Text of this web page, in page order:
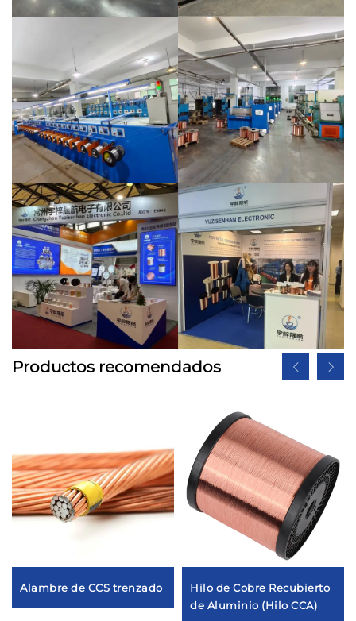
Productos recomendados
Alambre de CCS trenzado
Hilo de Cobre Recubierto
de Aluminio (Hilo CCA)